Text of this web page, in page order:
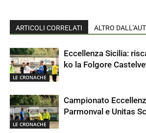
ARTICOLI CORRELATI ALTRO
LE CRONACHE
Eccellenza Sicilia:
ko la Folgore
LE CRONACHE
Campionato
Parmonval e Unitas